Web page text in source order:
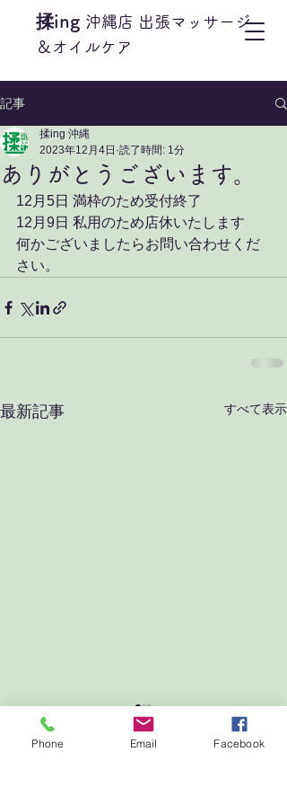
揉ing​ 沖縄店 出張マッサージ
＆オイルケア
記事
ありがとうございます。
揉ing 沖縄
2023年12月4日 読了時間: 1分
12月5日 満枠のため受付終了
12月9日 私用のため店休いたします
何かございましたらお問い合わせくだ
さい。
最新記事 すべて表示
Phone Email Facebook